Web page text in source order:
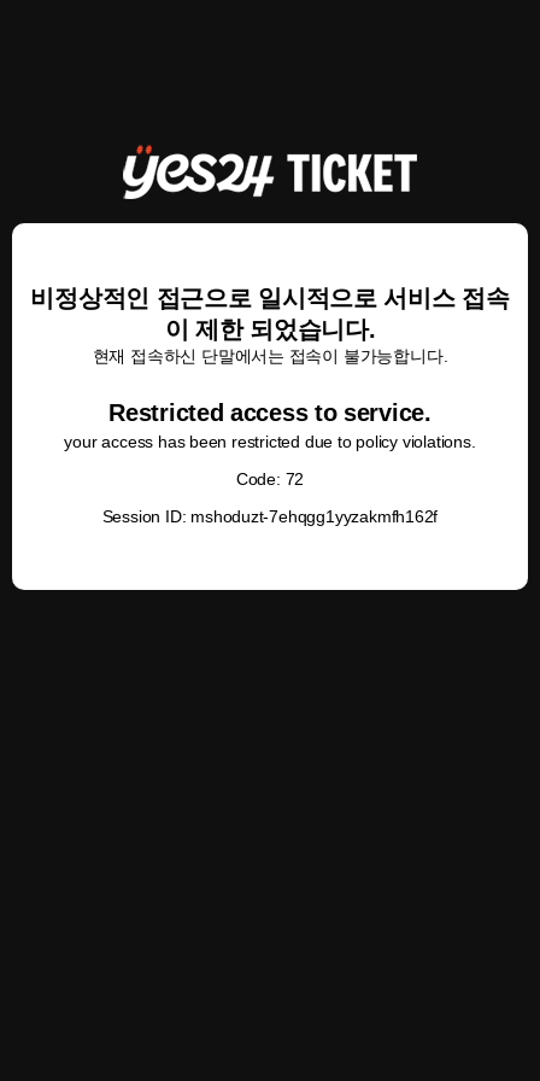
비정상적인 접근으로 일시적으로 서비스 접속
이 제한 되었습니다.
현재 접속하신 단말에서는 접속이 불가능합니다.
Restricted access to service.
your access has been restricted due to policy violations.
Code: 72
Session ID: mshoduzt-7ehqgg1yyzakmfh162f